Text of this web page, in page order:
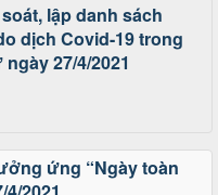
lập danh sách
dịch Covid-19 trong
27/4/2021
ứng “Ngày toàn